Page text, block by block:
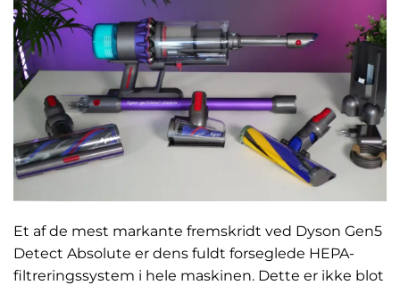
Et af de mest markante fremskridt ved Dyson Gen5
Detect Absolute er dens fuldt forseglede HEPA-
filtreringssystem i hele maskinen. Dette er ikke blot